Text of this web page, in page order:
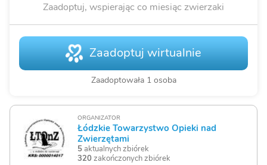
Zaadoptuj, wspierając co miesiąc zwierzaki
Zaadoptuj wirtualnie
Zaadoptowała 1 osoba
ORGANIZATOR
Łódzkie Towarzystwo Opieki nad
Zwierzętami
5aktualnych zbiórek
320zakończonych zbiórek